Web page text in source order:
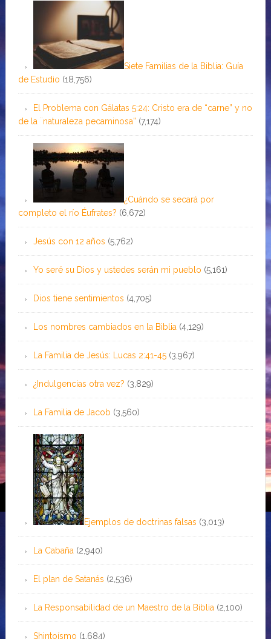
Siete Familias de la Biblia: Guía
de Estudio (18,756)
El Problema con Gálatas 5:24: Cristo era de “carne” y no
de la ¨naturaleza pecaminosa” (7,174)
¿Cuándo se secará por
completo el río Éufrates? (6,672)
Jesús con 12 años (5,762)
Yo seré su Dios y ustedes serán mi pueblo (5,161)
Dios tiene sentimientos (4,705)
Los nombres cambiados en la Biblia (4,129)
La Familia de Jesús: Lucas 2:41-45 (3,967)
¿Indulgencias otra vez? (3,829)
La Familia de Jacob (3,560)
Ejemplos de doctrinas falsas (3,013)
La Cabaña (2,940)
El plan de Satanás (2,536)
La Responsabilidad de un Maestro de la Biblia (2,100)
Shintoísmo (1,684)